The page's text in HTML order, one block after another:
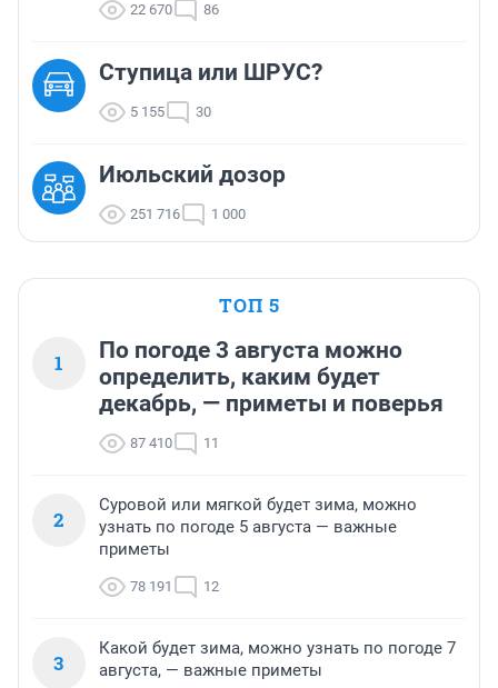
22 670 86
Ступица или ШРУС?
5 155 30
Июльский дозор
251 716 1 000
ТОП 5
1
По погоде 3 августа можно
определить, каким будет
декабрь, — приметы и поверья
87 410 11
2
Суровой или мягкой будет зима, можно
узнать по погоде 5 августа — важные
приметы
78 191 12
3
Какой будет зима, можно узнать по погоде 7
августа, — важные приметы